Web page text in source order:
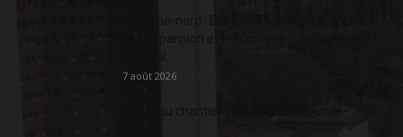
7 août 2026